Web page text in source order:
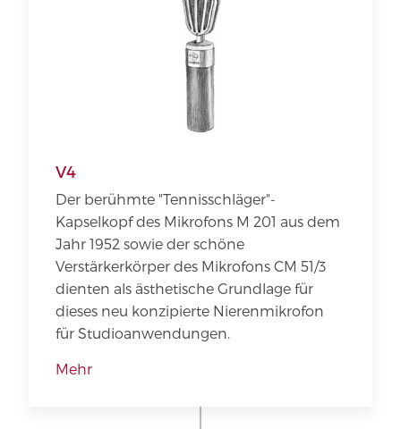
V4
Der berühmte "Tennisschläger"-
Kapselkopf des Mikrofons M 201 aus dem
Jahr 1952 sowie der schöne
Verstärkerkörper des Mikrofons CM 51/3
dienten als ästhetische Grundlage für
dieses neu konzipierte Nierenmikrofon
für Studioanwendungen.
Mehr